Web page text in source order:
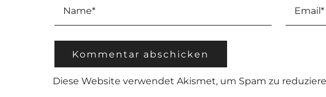
Diese Website verwendet Akismet, um Spam zu